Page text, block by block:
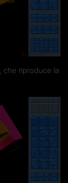
che riproduce la